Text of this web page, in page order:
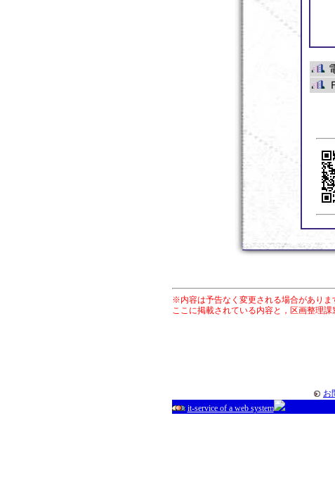
※内容は予告なく変更される場合がありま
ここに掲載されている内容と，区画整理
お
it-service of a web system